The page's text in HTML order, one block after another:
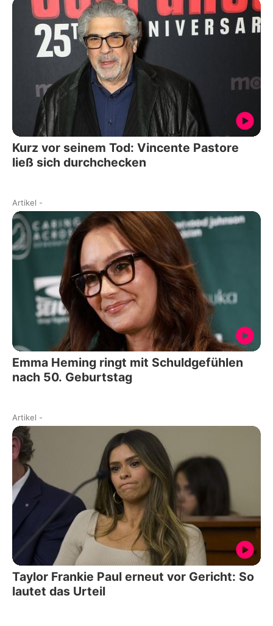
Kurz vor seinem Tod: Vincente Pastore
ließ sich durchchecken
Artikel -
Emma Heming ringt mit Schuldgefühlen
nach 50. Geburtstag
Artikel -
Taylor Frankie Paul erneut vor Gericht: So
lautet das Urteil